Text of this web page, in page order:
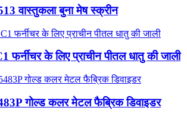
वास्तुकला बुना मेष स्क्रीन
फर्नीचर के लिए प्राचीन पीतल धातु की जाली
गोल्ड कलर मेटल फैब्रिक डिवाइडर